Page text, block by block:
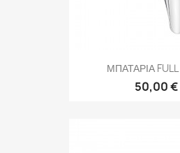
ΜΠΑΤΑΡΙΑ FULL
50,00 €